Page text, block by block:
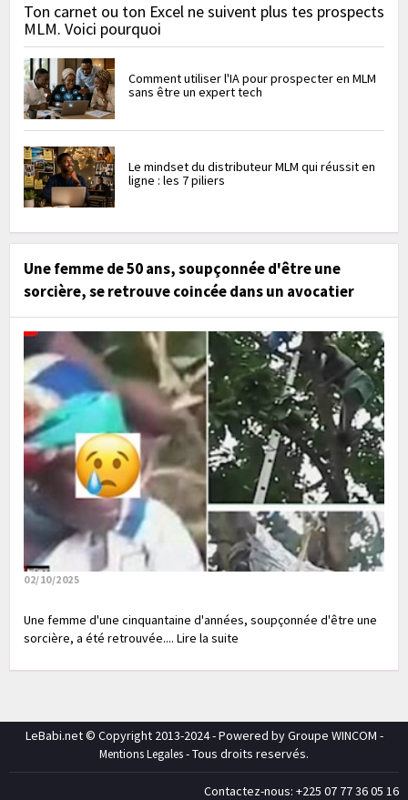
Ton carnet ou ton Excel ne suivent plus tes prospects
MLM. Voici pourquoi
Comment utiliser l'IA pour prospecter en MLM
sans être un expert tech
Le mindset du distributeur MLM qui réussit en
ligne : les 7 piliers
Une femme de 50 ans, soupçonnée d'être une
sorcière, se retrouve coincée dans un avocatier
02/10/2025
Une femme d'une cinquantaine d'années, soupçonnée d'être une
sorcière, a été retrouvée.... Lire la suite
LeBabi.net © Copyright 2013-2024 - Powered by Groupe WINCOM -
Mentions Legales- Tous droits reservés.
Contactez-nous: +225 07 77 36 05 16